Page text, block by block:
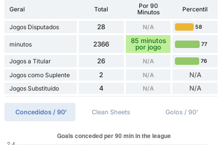
Geral Total
Por 90
Minutos
Percentil
Jogos Disputados 28 N/A 58
minutos 2366
85 minutos
por jogo
77
Jogos a Titular 26 N/A 76
Jogos como Suplente 2 N/A N/A
Jogos Substituído 4 N/A N/A
Concedidos / 90' Clean Sheets Golos / 90'